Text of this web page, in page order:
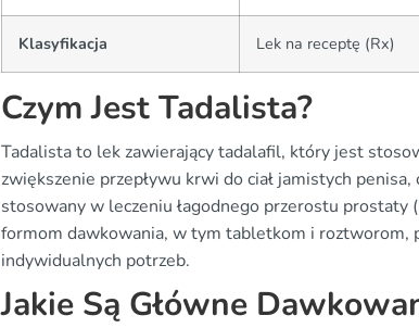
Klasyfikacja Lek na receptę (Rx)
Czym Jest Tadalista?
Tadalista to lek zawierający tadalafil, który jest
zwiększenie przepływu krwi do ciał jamistych
stosowany w leczeniu łagodnego przerostu prostaty
formom dawkowania, w tym tabletkom i roztworom,
indywidualnych potrzeb.
Jakie Są Główne